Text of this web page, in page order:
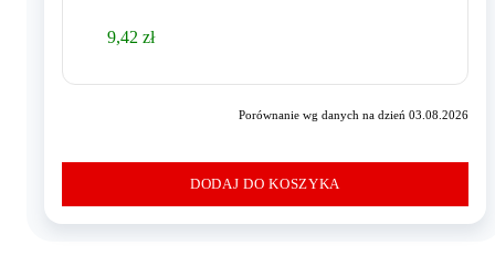
9,42 zł
Porównanie wg danych na dzień 03.08.2026
DODAJ DO KOSZYKA